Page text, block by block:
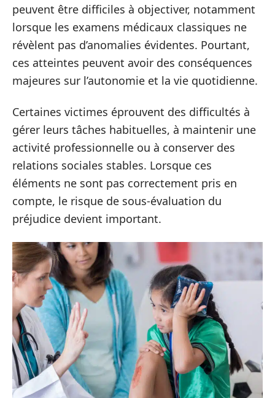
peuvent être difficiles à objectiver, notamment
lorsque les examens médicaux classiques ne
révèlent pas d’anomalies évidentes. Pourtant,
ces atteintes peuvent avoir des conséquences
majeures sur l’autonomie et la vie quotidienne.
Certaines victimes éprouvent des difficultés à
gérer leurs tâches habituelles, à maintenir une
activité professionnelle ou à conserver des
relations sociales stables. Lorsque ces
éléments ne sont pas correctement pris en
compte, le risque de sous-évaluation du
préjudice devient important.